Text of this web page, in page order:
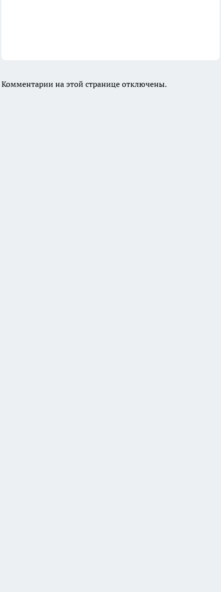
Комментарии на этой странице отключены.